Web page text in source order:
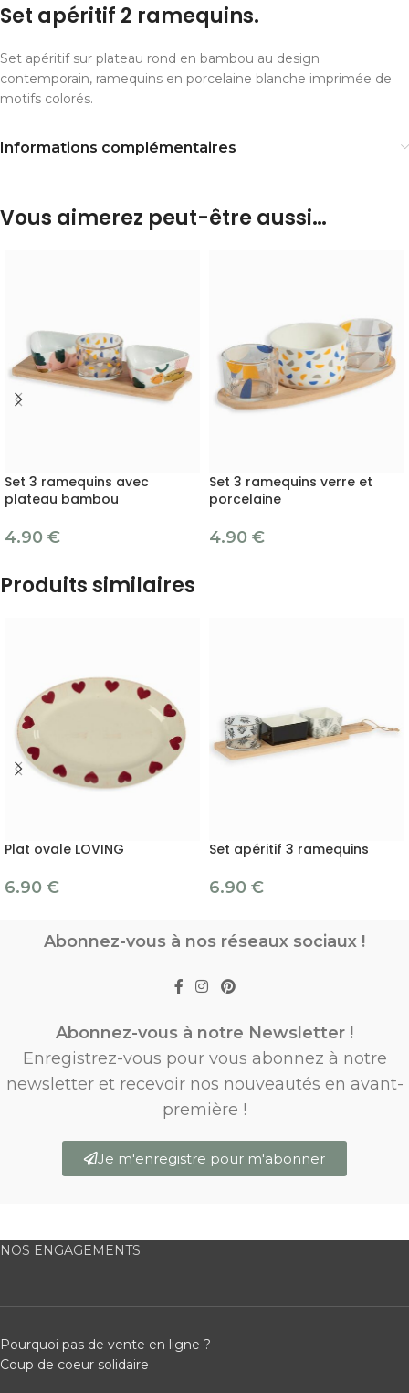
Set apéritif 2 ramequins.
Set apéritif sur plateau rond en bambou au design
contemporain, ramequins en porcelaine blanche imprimée de
motifs colorés.
Informations complémentaires
Vous aimerez peut-être aussi…
Set 3 ramequins avec
plateau bambou
4.90 €
Set 3 ramequins verre et
porcelaine
4.90 €
Produits similaires
Plat ovale LOVING
6.90 €
Set apéritif 3 ramequins
6.90 €
Abonnez-vous à nos réseaux sociaux !
Abonnez-vous à notre Newsletter !
Enregistrez-vous pour vous abonnez à notre
newsletter et recevoir nos nouveautés en avant-
première !
Je m'enregistre pour m'abonner
NOS ENGAGEMENTS
Pourquoi pas de vente en ligne ?
Coup de coeur solidaire